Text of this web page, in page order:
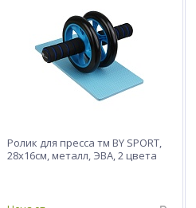
Ролик для пресса тм BY SPORT,
28х16см, металл, ЭВА, 2 цвета